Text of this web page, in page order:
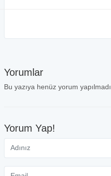
Yorumlar
Bu yazıya henüz yorum yapılmadı.
Yorum Yap!